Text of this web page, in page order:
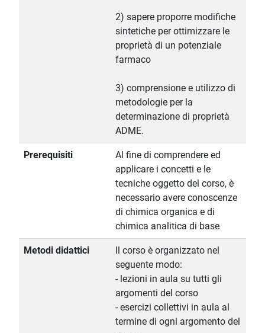
2) sapere proporre modifiche
sintetiche per ottimizzare le
proprietà di un potenziale
farmaco
3) comprensione e utilizzo di
metodologie per la
determinazione di proprietà
ADME.
Prerequisiti
Al fine di comprendere ed
applicare i concetti e le
tecniche oggetto del corso, è
necessario avere conoscenze
di chimica organica e di
chimica analitica di base
Metodi didattici
Il corso è organizzato nel
seguente modo:
- lezioni in aula su tutti gli
argomenti del corso
- esercizi collettivi in aula al
termine di ogni argomento del